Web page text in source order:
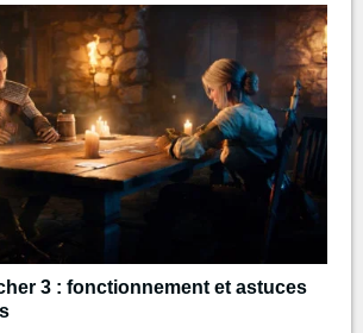
3 : fonctionnement et astuces